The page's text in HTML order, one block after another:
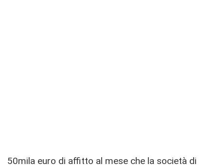
50mila euro di affitto al mese che la società di